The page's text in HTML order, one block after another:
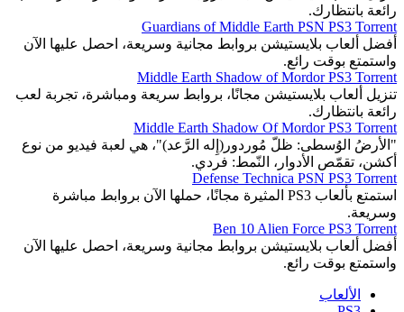
رائعة بانتظارك.
Guardians of Middle Earth PSN PS3 Torrent
أفضل ألعاب بلايستيشن بروابط مجانية وسريعة، احصل عليها الآن
واستمتع بوقت رائع.
Middle Earth Shadow of Mordor PS3 Torrent
تنزيل ألعاب بلايستيشن مجانًا، بروابط سريعة ومباشرة، تجربة لعب
رائعة بانتظارك.
Middle Earth Shadow Of Mordor PS3 Torrent
"الأرضُ الوُسطى: ظلّ مُوردور(إِله الرَّعد)"، هي لعبة فيديو من نوع
أكشن، تقمّص الأدوار، النّمط: فردي.
Defense Technica PSN PS3 Torrent
استمتع بألعاب PS3 المثيرة مجانًا، حملها الآن بروابط مباشرة
وسريعة.
Ben 10 Alien Force PS3 Torrent
أفضل ألعاب بلايستيشن بروابط مجانية وسريعة، احصل عليها الآن
واستمتع بوقت رائع.
الألعاب